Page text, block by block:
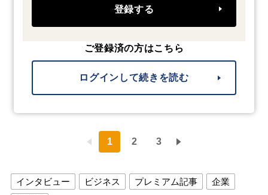
登録する
ご登録済の方はこちら
ログインして続きを読む
1 2 3
インタビュー ビジネス プレミアム記事
企業